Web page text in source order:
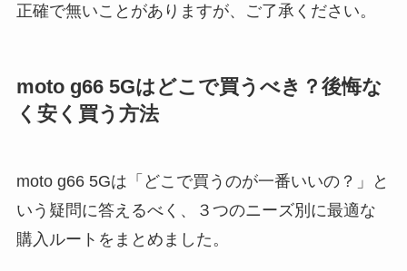
正確で無いことがありますが、ご了承ください。
moto g66 5Gはどこで買うべき？後悔な
く安く買う方法
moto g66 5Gは「どこで買うのが一番いいの？」と
いう疑問に答えるべく、３つのニーズ別に最適な
購入ルートをまとめました。